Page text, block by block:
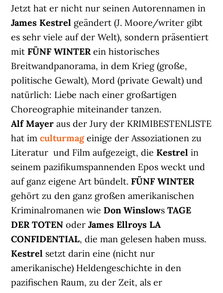
Jetzt hat er nicht nur seinen Autorennamen in
James Kestrel geändert (J. Moore/writer gibt
es sehr viele auf der Welt), sondern präsentiert
mitFÜNF WINTERein historisches
Breitwandpanorama, in dem Krieg (große,
politische Gewalt), Mord (private Gewalt) und
natürlich: Liebe nach einer großartigen
Choreographie miteinander tanzen.
Alf Mayer aus der Jury der KRIMIBESTENLISTE
hat imculturmag einige der Assoziationen zu
Literatur und Film aufgezeigt, dieKestrel in
seinem pazifikumspannenden Epos weckt und
auf ganz eigene Art bündelt.FÜNF WINTER
gehört zu den ganz großen amerikanischen
Kriminalromanen wieDon WinslowsTAGE
DER TOTEN oderJames Ellroys LA
CONFIDENTIAL, die man gelesen haben muss.
Kestrel setzt darin eine (nicht nur
amerikanische) Heldengeschichte in den
pazifischen Raum, zu der Zeit, als er